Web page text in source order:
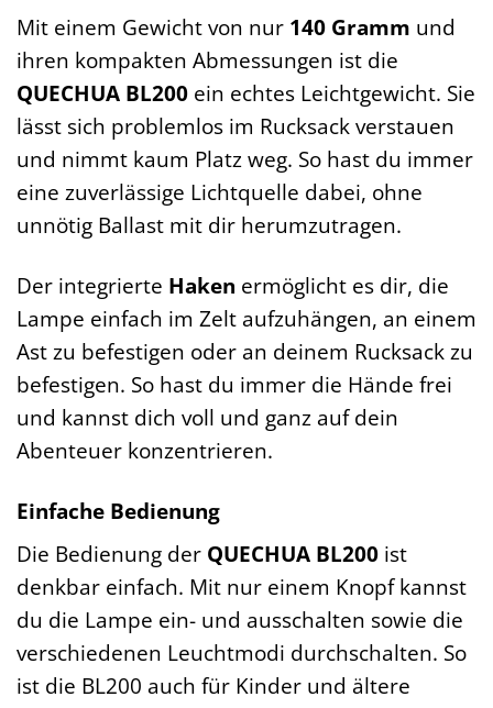
Mit einem Gewicht von nur 140 Gramm und
ihren kompakten Abmessungen ist die
QUECHUA BL200 ein echtes Leichtgewicht. Sie
lässt sich problemlos im Rucksack verstauen
und nimmt kaum Platz weg. So hast du immer
eine zuverlässige Lichtquelle dabei, ohne
unnötig Ballast mit dir herumzutragen.
Der integrierte Haken ermöglicht es dir, die
Lampe einfach im Zelt aufzuhängen, an einem
Ast zu befestigen oder an deinem Rucksack zu
befestigen. So hast du immer die Hände frei
und kannst dich voll und ganz auf dein
Abenteuer konzentrieren.
Einfache Bedienung
Die Bedienung der QUECHUA BL200 ist
denkbar einfach. Mit nur einem Knopf kannst
du die Lampe ein- und ausschalten sowie die
verschiedenen Leuchtmodi durchschalten. So
ist die BL200 auch für Kinder und ältere